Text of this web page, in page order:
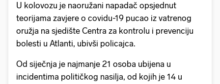
U kolovozu je naoružani napadač opsjednut
teorijama zavjere o covidu-19 pucao iz vatrenog
oružja na sjedište Centra za kontrolu i prevenciju
bolesti u Atlanti, ubivši policajca.
Od siječnja je najmanje 21 osoba ubijena u
incidentima političkog nasilja, od kojih je 14 u